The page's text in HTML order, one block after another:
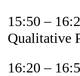
15:50 –
Qualitative
16:20 –